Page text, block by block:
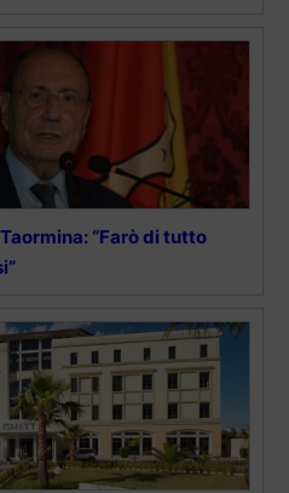
“Farò di tutto